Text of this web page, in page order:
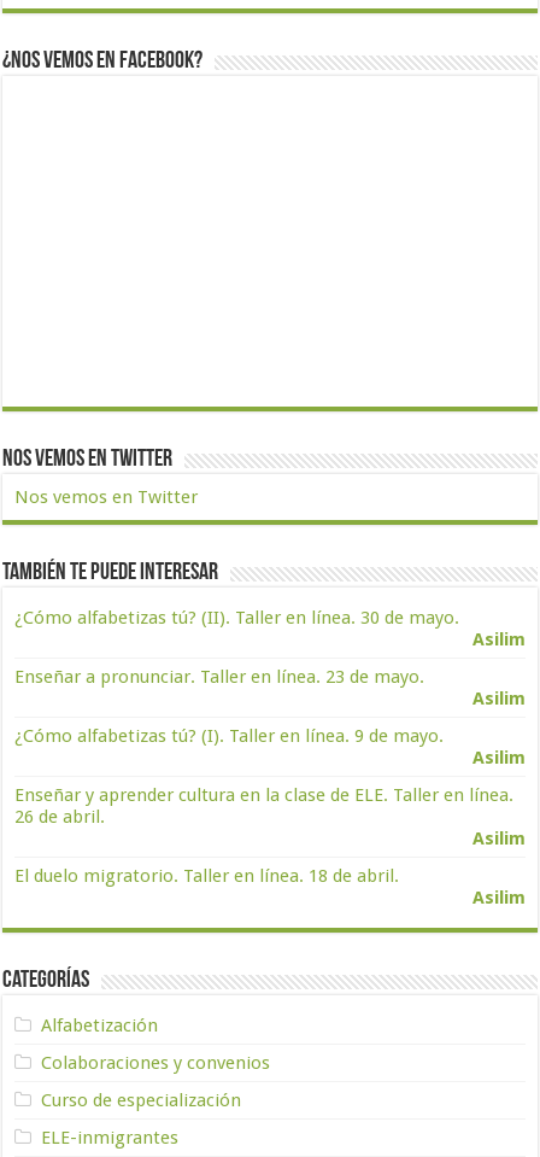
¿Nos vemos en Facebook?
Nos vemos en Twitter
Nos vemos en Twitter
También te puede interesar
¿Cómo alfabetizas tú? (II). Taller en línea. 30 de mayo.
Asilim
Enseñar a pronunciar. Taller en línea. 23 de mayo.
Asilim
¿Cómo alfabetizas tú? (I). Taller en línea. 9 de mayo.
Asilim
Enseñar y aprender cultura en la clase de ELE. Taller en línea.
26 de abril.
Asilim
El duelo migratorio. Taller en línea. 18 de abril.
Asilim
Categorías
Alfabetización
Colaboraciones y convenios
Curso de especialización
ELE-inmigrantes